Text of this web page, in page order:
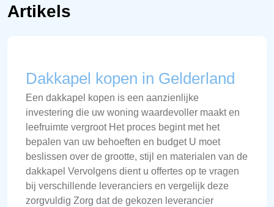
Artikels
Dakkapel kopen in Gelderland
Een dakkapel kopen is een aanzienlijke
investering die uw woning waardevoller maakt en
leefruimte vergroot Het proces begint met het
bepalen van uw behoeften en budget U moet
beslissen over de grootte, stijl en materialen van de
dakkapel Vervolgens dient u offertes op te vragen
bij verschillende leveranciers en vergelijk deze
zorgvuldig Zorg dat de gekozen leverancier